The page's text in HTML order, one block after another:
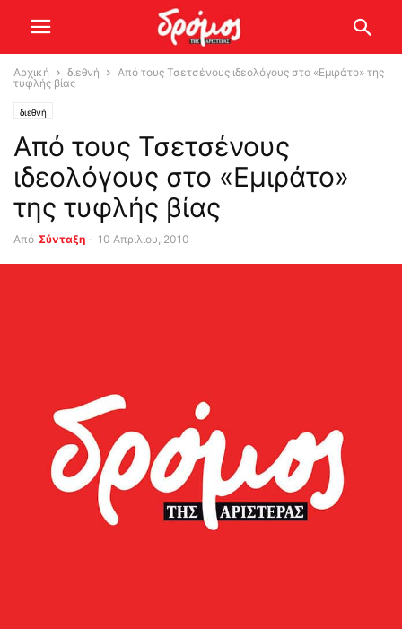
Αρχική διεθνή
Από τους Τσετσένους ιδεολόγους στο «Εμιράτο» της
τυφλής βίας
διεθνή
Από τους Τσετσένους
ιδεολόγους στο «Εμιράτο»
της τυφλής βίας
Από Σύνταξη - 10 Απριλίου, 2010